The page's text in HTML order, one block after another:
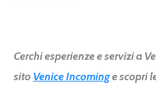
Cerchi esperienze e servizi a
sito Venice Incominge scopri